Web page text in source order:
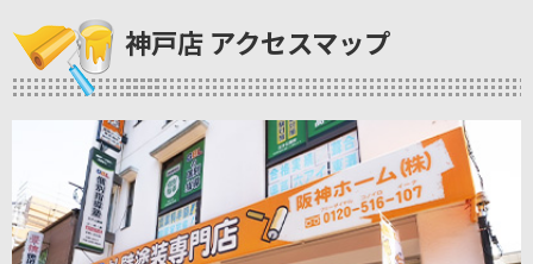
神戸店 アクセスマップ